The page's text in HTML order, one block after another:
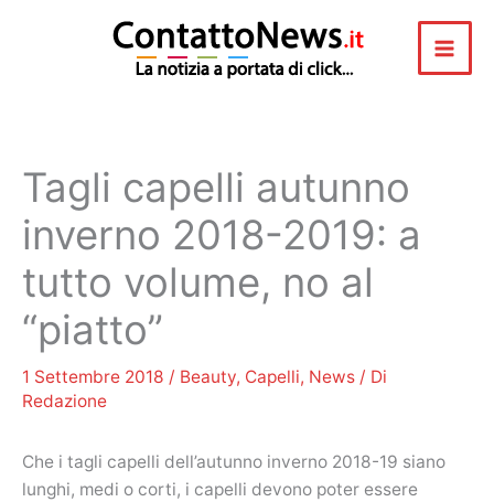
Tagli capelli autunno
inverno 2018-2019: a
tutto volume, no al
“piatto”
1 Settembre 2018 / Beauty, Capelli, News / Di
Redazione
Che i tagli capelli dell’autunno inverno 2018-19 siano
lunghi, medi o corti, i capelli devono poter essere